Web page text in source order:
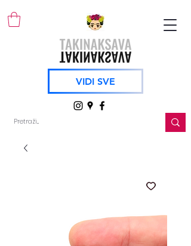
VIDI SVE